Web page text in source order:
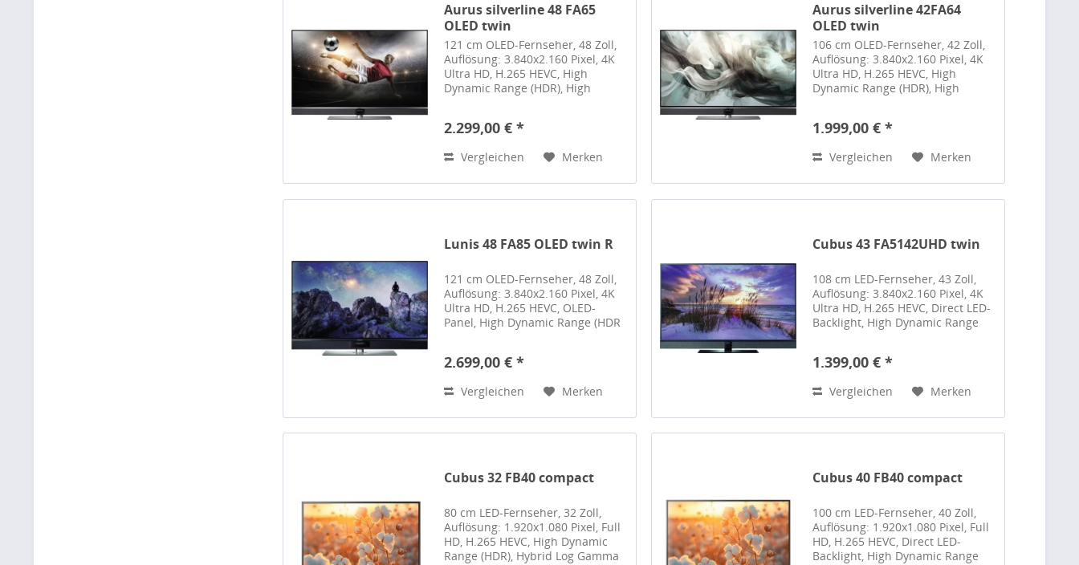
Aurus silverline 48 FA65
OLED twin
121 cm OLED-Fernseher, 48 Zoll,
Auflösung: 3.840x2.160 Pixel, 4K
Ultra HD, H.265 HEVC, High
Dynamic Range (HDR), High
Log Gamma (HLG), Dolby Vision,
2.299,00 € *
Vergleichen Merken
Aurus silverline 42FA64
OLED twin
106 cm OLED-Fernseher, 42 Zoll,
Auflösung: 3.840x2.160 Pixel, 4K
Ultra HD, H.265 HEVC, High
Dynamic Range (HDR), High
Log Gamma (HLG), Dolby Vision,
1.999,00 € *
Vergleichen Merken
Lunis 48 FA85 OLED twin R
121 cm OLED-Fernseher, 48 Zoll,
Auflösung: 3.840x2.160 Pixel, 4K
Ultra HD, H.265 HEVC, OLED-
Panel, High Dynamic Range (HDR
Dolby Vision, Dolby Vision IQ,
2.699,00 € *
Vergleichen Merken
Cubus 43 FA5142UHD twin
108 cm LED-Fernseher, 43 Zoll,
Auflösung: 3.840x2.160 Pixel, 4K
Ultra HD, H.265 HEVC, Direct LED-
Backlight, High Dynamic Range
TV>IP Server, TV>IP Client, Twin-
1.399,00 € *
Vergleichen Merken
Cubus 32 FB40 compact
80 cm LED-Fernseher, 32 Zoll,
Auflösung: 1.920x1.080 Pixel, Full
HD, H.265 HEVC, High Dynamic
Range (HDR), Hybrid Log Gamma
Cubus 40 FB40 compact
100 cm LED-Fernseher, 40 Zoll,
Auflösung: 1.920x1.080 Pixel, Full
HD, H.265 HEVC, Direct LED-
Backlight, High Dynamic Range